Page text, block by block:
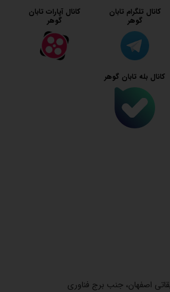
کانال تلگرام تابان
گوهر
کانال آپارات تابان
گوهر
کانال بله تابان گوهر
اصفهان، جنب برج فناوری